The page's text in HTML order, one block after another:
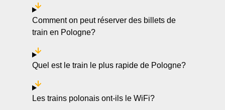
Comment on peut réserver des billets de
train en Pologne?
Quel est le train le plus rapide de Pologne?
Les trains polonais ont-ils le WiFi?